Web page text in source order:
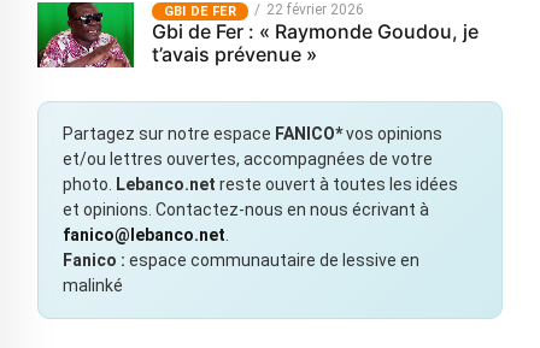
GBI DE FER 22 février 2026
Gbi de Fer : « Raymonde Goudou, je
t’avais prévenue »
Partagez sur notre espace FANICO*vos opinions
et/ou lettres ouvertes, accompagnées de votre
photo.
Lebanco.net reste ouvert à toutes les idées
et opinions. Contactez-nous en nous écrivant à
fanico@lebanco.net
Fanico : espace communautaire de lessive en
malinké